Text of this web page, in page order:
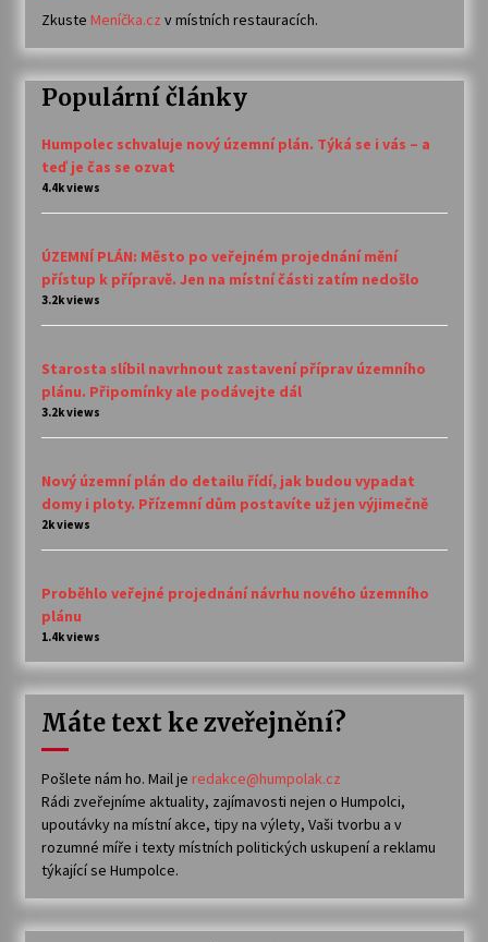
Zkuste Meníčka.cz v místních restauracích.
Populární články
Humpolec schvaluje nový územní plán. Týká se i vás – a
teď je čas se ozvat
4.4k views
ÚZEMNÍ PLÁN: Město po veřejném projednání mění
přístup k přípravě. Jen na místní části zatím nedošlo
3.2k views
Starosta slíbil navrhnout zastavení příprav územního
plánu. Připomínky ale podávejte dál
3.2k views
Nový územní plán do detailu řídí, jak budou vypadat
domy i ploty. Přízemní dům postavíte už jen výjimečně
2k views
Proběhlo veřejné projednání návrhu nového územního
plánu
1.4k views
Máte text ke zveřejnění?
Pošlete nám ho. Mail je redakce@humpolak.cz
Rádi zveřejníme aktuality, zajímavosti nejen o Humpolci,
upoutávky na místní akce, tipy na výlety, Vaši tvorbu a v
rozumné míře i texty místních politických uskupení a reklamu
týkající se Humpolce.